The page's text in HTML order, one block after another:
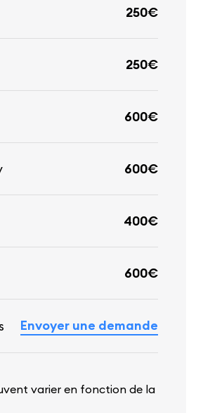
250€
250€
600€
600€
400€
600€
Envoyer une demande
varier en fonction de la